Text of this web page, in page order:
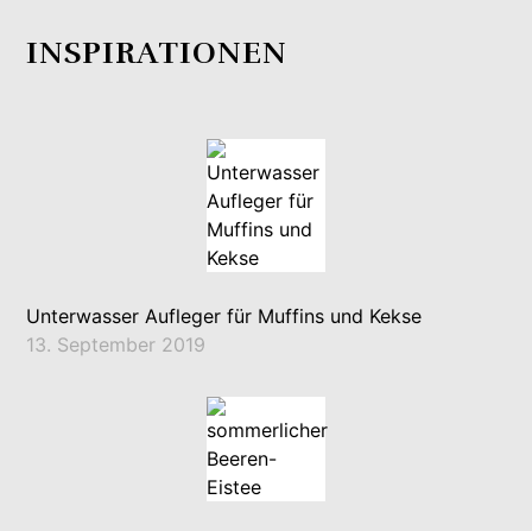
INSPIRATIONEN
Unterwasser Aufleger für Muffins und Kekse
13. September 2019